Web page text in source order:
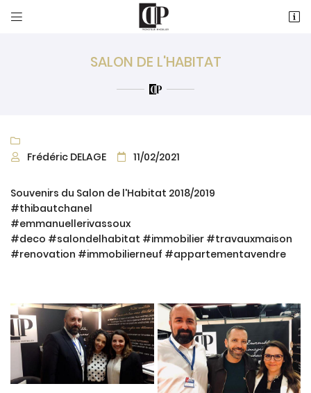
 
18 Rue de la Duchesse de Chartres
SALON DE L'HABITAT


Frédéric DELAGE  11/02/2021
Souvenirs du Salon de l'Habitat 2018/2019
#thibautchanel
#emmanuellerivassoux
#deco #salondelhabitat #immobilier #travauxmaison
#renovation #immobilierneuf #appartementavendre